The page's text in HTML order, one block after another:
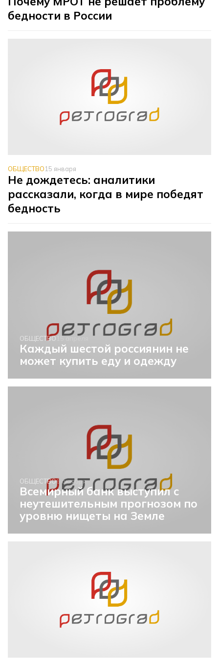
бедности в России
ОБЩЕСТВО15 января
Не дождетесь: аналитики
рассказали, когда в мире победят
бедность
ОБЩЕСТВО 15 апреля
Каждый шестой россиянин не
может купить еду и одежду
ОБЩЕСТВО6 октября
Всемирный банк выступил с
неутешительным прогнозом по
уровню нищеты на Земле